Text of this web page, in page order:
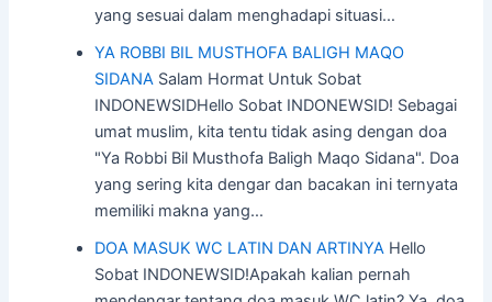
yang sesuai dalam menghadapi situasi…
YA ROBBI BIL MUSTHOFA BALIGH MAQO
SIDANA Salam Hormat Untuk Sobat
INDONEWSIDHello Sobat INDONEWSID! Sebagai
umat muslim, kita tentu tidak asing dengan doa
"Ya Robbi Bil Musthofa Baligh Maqo Sidana". Doa
yang sering kita dengar dan bacakan ini ternyata
memiliki makna yang…
DOA MASUK WC LATIN DAN ARTINYA Hello
Sobat INDONEWSID!Apakah kalian pernah